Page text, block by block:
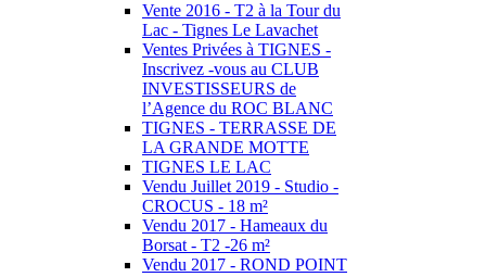
Vente 2016 - T2 à la Tour du
Lac - Tignes Le Lavachet
Ventes Privées à TIGNES -
Inscrivez -vous au CLUB
INVESTISSEURS de
l’Agence du ROC BLANC
TIGNES - TERRASSE DE
LA GRANDE MOTTE
TIGNES LE LAC
Vendu Juillet 2019 - Studio -
CROCUS - 18 m²
Vendu 2017 - Hameaux du
Borsat - T2 -26 m²
Vendu 2017 - ROND POINT